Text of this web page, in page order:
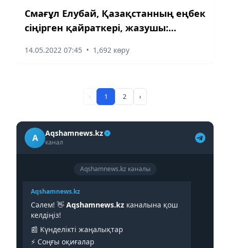
Смағұл Елубай, Қазақстанның еңбек
сіңірген қайраткері, жазушы:
тағдырын шешеді
14.05.2022 07:45 • 1,692 көру
‹ 1 2 ›
A Aqshamnews.kz
канал
Aqshamnews.kz каналы
Aqshamnews.kz
Сәлем! 👋 Aqshamnews.kz каналына қош
келдіңіз!
📰 Күнделікті жаңалықтар
⚡️ Соңғы оқиғалар